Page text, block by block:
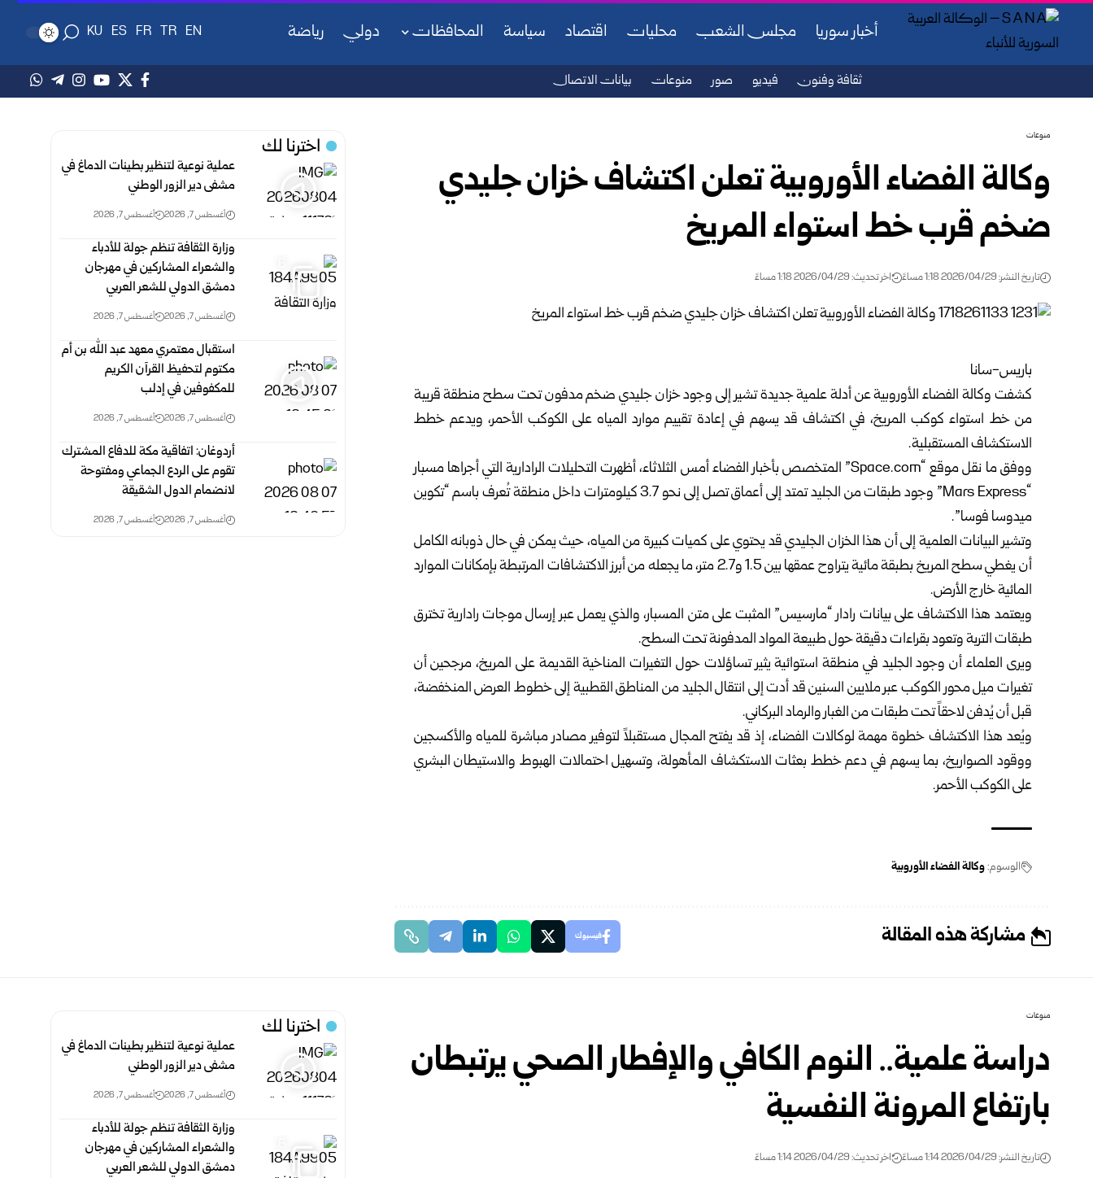
أخبار سوريا مجلس الشعب محليات اقتصاد سياسة المحافظات دولي رياضة EN
TR
FR
ES
KU
ثقافة وفنون فيديو صور منوعات بيانات الاتصال
منوعات
وكالة الفضاء الأوروبية تعلن اكتشاف خزان جليدي
ضخم قرب خط استواء المريخ
تاريخ النشر: 2026/04/29 1:18 مساءً اخر تحديث: 2026/04/29 1:18 مساءً
باريس-سانا
كشفت وكالة الفضاء الأوروبية عن أدلة علمية جديدة تشير إلى وجود خزان جليدي ضخم مدفون تحت سطح منطقة قريبة
من خط استواء كوكب المريخ، في اكتشاف قد يسهم في إعادة تقييم موارد المياه على الكوكب الأحمر، ويدعم خطط
الاستكشاف المستقبلية.
ووفق ما نقل موقع “Space.com” المتخصص بأخبار الفضاء أمس الثلاثاء، أظهرت التحليلات الرادارية التي أجراها مسبار
“Mars Express” وجود طبقات من الجليد تمتد إلى أعماق تصل إلى نحو 3.7 كيلومترات داخل منطقة تُعرف باسم “تكوين
ميدوسا فوسا”.
وتشير البيانات العلمية إلى أن هذا الخزان الجليدي قد يحتوي على كميات كبيرة من المياه، حيث يمكن في حال ذوبانه الكامل
أن يغطي سطح المريخ بطبقة مائية يتراوح عمقها بين 1.5 و2.7 متر، ما يجعله من أبرز الاكتشافات المرتبطة بإمكانات الموارد
المائية خارج الأرض.
ويعتمد هذا الاكتشاف على بيانات رادار “مارسيس” المثبت على متن المسبار، والذي يعمل عبر إرسال موجات رادارية تخترق
طبقات التربة وتعود بقراءات دقيقة حول طبيعة المواد المدفونة تحت السطح.
ويرى العلماء أن وجود الجليد في منطقة استوائية يثير تساؤلات حول التغيرات المناخية القديمة على المريخ، مرجحين أن
تغيرات ميل محور الكوكب عبر ملايين السنين قد أدت إلى انتقال الجليد من المناطق القطبية إلى خطوط العرض المنخفضة،
قبل أن يُدفن لاحقاً تحت طبقات من الغبار والرماد البركاني.
ويُعد هذا الاكتشاف خطوة مهمة لوكالات الفضاء، إذ قد يفتح المجال مستقبلاً لتوفير مصادر مباشرة للمياه والأكسجين
ووقود الصواريخ، بما يسهم في دعم خطط بعثات الاستكشاف المأهولة، وتسهيل احتمالات الهبوط والاستيطان البشري
على الكوكب الأحمر.
الوسوم:وكالة الفضاء الأوروبية
مشاركة هذه المقالة فيسبوك
اخترنا لك
عملية نوعية لتنظير بطينات الدماغ في
مشفى دير الزور الوطني
أغسطس 7, 2026 أغسطس 7, 2026
وزارة الثقافة تنظم جولة للأدباء
والشعراء المشاركين في مهرجان
دمشق الدولي للشعر العربي
أغسطس 7, 2026 أغسطس 7, 2026
استقبال معتمري معهد عبد الله بن أم
مكتوم لتحفيظ القرآن الكريم
للمكفوفين في إدلب
أغسطس 7, 2026 أغسطس 7, 2026
أردوغان: اتفاقية مكة للدفاع المشترك
تقوم على الردع الجماعي ومفتوحة
لانضمام الدول الشقيقة
أغسطس 7, 2026 أغسطس 7, 2026
منوعات
دراسة علمية.. النوم الكافي والإفطار الصحي يرتبطان
بارتفاع المرونة النفسية
تاريخ النشر: 2026/04/29 1:14 مساءً اخر تحديث: 2026/04/29 1:14 مساءً
اخترنا لك
عملية نوعية لتنظير بطينات الدماغ في
مشفى دير الزور الوطني
أغسطس 7, 2026 أغسطس 7, 2026
وزارة الثقافة تنظم جولة للأدباء
والشعراء المشاركين في مهرجان
دمشق الدولي للشعر العربي